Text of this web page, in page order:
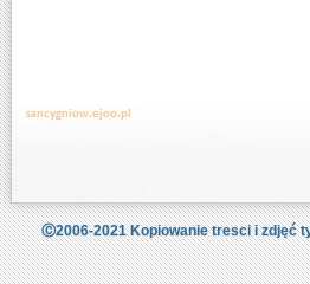
Ⓒ2006-2021 Kopiowanie tresci i zdjęć